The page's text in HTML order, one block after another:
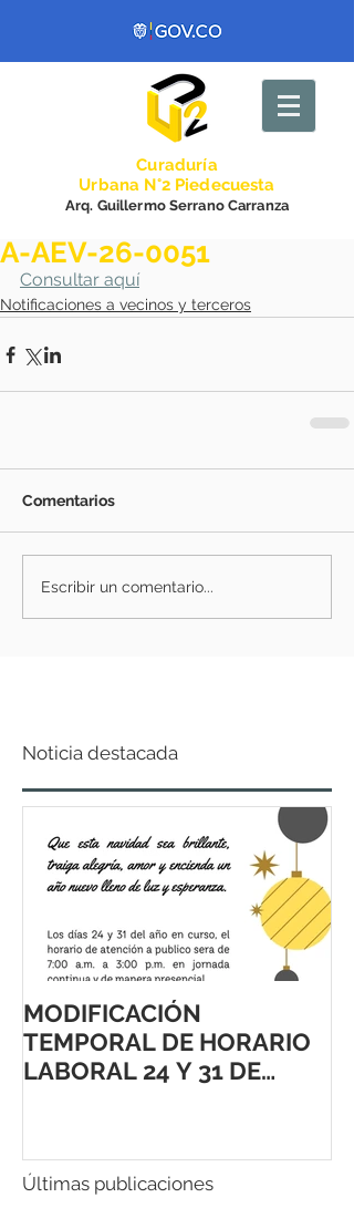
Curaduría
Urbana N°2 Piedecuesta
Arq. Guillermo Serrano Carranza
A-AEV-26-0051
Consultar aquí
Notificaciones a vecinos y terceros
Comentarios
Escribir un comentario...
Noticia destacada
MODIFICACIÓN
TEMPORAL DE HORARIO
LABORAL 24 Y 31 DE
Últimas publicaciones